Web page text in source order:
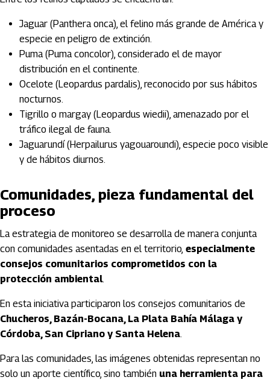
Jaguar (Panthera onca), el felino más grande de América y
especie en peligro de extinción.
Puma (Puma concolor), considerado el de mayor
distribución en el continente.
Ocelote (Leopardus pardalis), reconocido por sus hábitos
nocturnos.
Tigrillo o margay (Leopardus wiedii), amenazado por el
tráfico ilegal de fauna.
Jaguarundí (Herpailurus yagouaroundi), especie poco visible
y de hábitos diurnos.
Comunidades, pieza fundamental del
proceso
La estrategia de monitoreo se desarrolla de manera conjunta
con comunidades asentadas en el territorio, especialmente
consejos comunitarios comprometidos con la
protección ambiental.
En esta iniciativa participaron los consejos comunitarios de
Chucheros, Bazán-Bocana, La Plata Bahía Málaga y
Córdoba, San Cipriano y Santa Helena.
Para las comunidades, las imágenes obtenidas representan no
solo un aporte científico, sino también una herramienta para